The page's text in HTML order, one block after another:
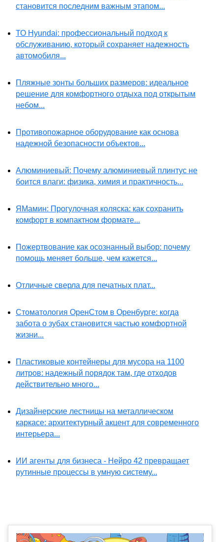
становится последним важным этапом...
ТО Hyundai: профессиональный подход к
обслуживанию, который сохраняет надежность
автомобиля...
Пляжные зонты больших размеров: идеальное
решение для комфортного отдыха под открытым
небом...
Противопожарное оборудование как основа
надежной безопасности объектов...
Алюминиевый: Почему алюминиевый плинтус не
боится влаги: физика, химия и практичность...
ЯМамин: Прогулочная коляска: как сохранить
комфорт в компактном формате...
Пожертвование как осознанный выбор: почему
помощь меняет больше, чем кажется...
Отличные сверла для печатных плат...
Стоматология ОренСтом в Оренбурге: когда
забота о зубах становится частью комфортной
жизни...
Пластиковые контейнеры для мусора на 1100
литров: надежный порядок там, где отходов
действительно много...
Дизайнерские лестницы на металлическом
каркасе: архитектурный акцент для современного
интерьера...
ИИ агенты для бизнеса - Нейро 42 превращает
рутинные процессы в умную систему...